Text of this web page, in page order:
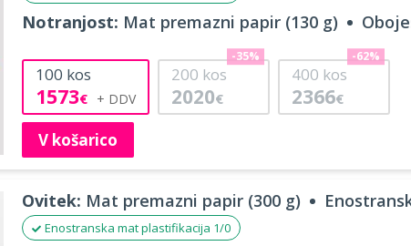
Notranjost: Mat premazni papir (130 g)
100 kos
1573€
200 kos
2020€
-35%
400 kos
2366€
-62%
V košarico
Ovitek: Mat premazni papir (300 g)
Enostranska mat plastifikacija 1/0